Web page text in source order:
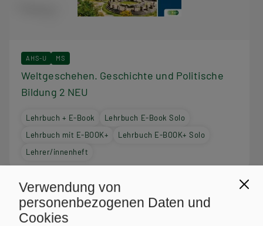
AHS-U MS
Weltgeschehen. Geschichte und Politische
Bildung 2 NEU
Lehrbuch + E-Book
Lehrbuch E-Book Solo
Lehrbuch mit E-BOOK+
Lehrbuch E-BOOK+ Solo
Lehrer/innenheft
Verwendung von
personenbezogenen Daten und
Cookies